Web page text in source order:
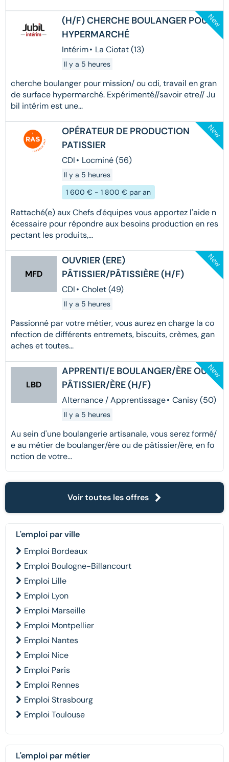
(H/F) CHERCHE BOULANGER POUR
HYPERMARCHÉ
Intérim• La Ciotat (13)
Il y a 5 heures
cherche boulanger pour mission/ ou cdi, travail en gran
de surface hypermarché. Expérimenté//savoir etre// Ju
bil intérim est une...
New
OPÉRATEUR DE PRODUCTION
PATISSIER
CDI• Locminé (56)
Il y a 5 heures
1 600 € - 1 800 € par an
Rattaché(e) aux Chefs d'équipes vous apportez l'aide n
écessaire pour répondre aux besoins production en res
pectant les produits,...
New
MFD
OUVRIER (ERE)
PÂTISSIER/PÂTISSIÈRE (H/F)
CDI• Cholet (49)
Il y a 5 heures
Passionné par votre métier, vous aurez en charge la co
nfection de différents entremets, biscuits, crèmes, gan
aches et toutes...
New
LBD
APPRENTI/E BOULANGER/ÈRE OU
PÂTISSIER/ÈRE (H/F)
Alternance / Apprentissage• Canisy (50)
Il y a 5 heures
Au sein d'une boulangerie artisanale, vous serez formé/
e au métier de boulanger/ère ou de pâtissier/ère, en fo
nction de votre...
New
Voir toutes les offres
L'emploi par ville
Emploi Bordeaux
Emploi Boulogne-Billancourt
Emploi Lille
Emploi Lyon
Emploi Marseille
Emploi Montpellier
Emploi Nantes
Emploi Nice
Emploi Paris
Emploi Rennes
Emploi Strasbourg
Emploi Toulouse
L'emploi par métier